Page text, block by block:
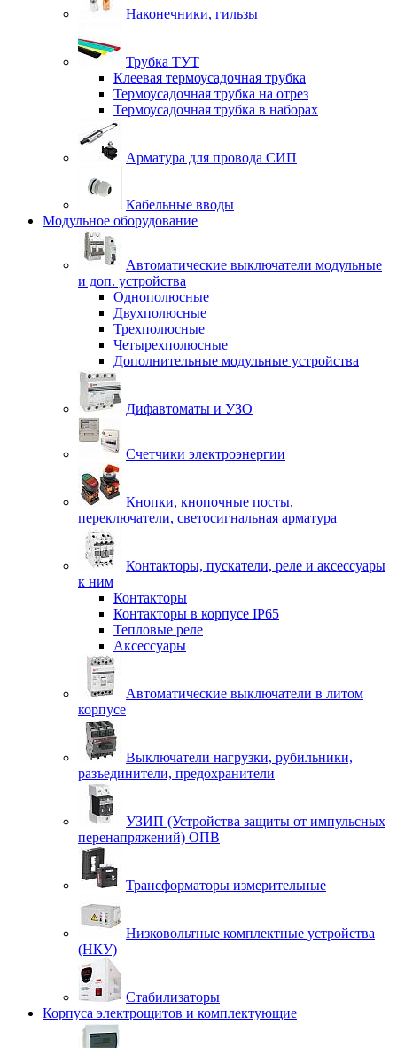
Наконечники, гильзы
Трубка ТУТ
Клеевая термоусадочная трубка
Термоусадочная трубка на отрез
Термоусадочная трубка в наборах
Арматура для провода СИП
Кабельные вводы
Модульное оборудование
Автоматические выключатели модульные
и доп. устройства
Однополюсные
Двухполюсные
Трехполюсные
Четырехполюсные
Дополнительные модульные устройства
Дифавтоматы и УЗО
Счетчики электроэнергии
Кнопки, кнопочные посты,
переключатели, светосигнальная арматура
Контакторы, пускатели, реле и аксессуары
к ним
Контакторы
Контакторы в корпусе IP65
Тепловые реле
Аксессуары
Автоматические выключатели в литом
корпусе
Выключатели нагрузки, рубильники,
разъединители, предохранители
УЗИП (Устройства защиты от импульсных
перенапряжений) ОПВ
Трансформаторы измерительные
Низковольтные комплектные устройства
(НКУ)
Стабилизаторы
Корпуса электрощитов и комплектующие